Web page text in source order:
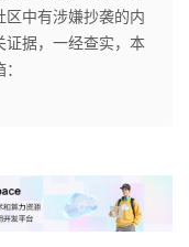
中有涉嫌抄袭的内
证据，一经查实，本